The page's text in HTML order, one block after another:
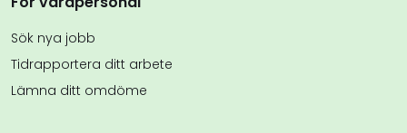
Sök nya jobb
Tidrapportera ditt arbete
Lämna ditt omdöme